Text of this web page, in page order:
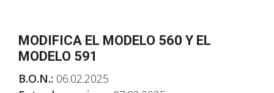
MODIFICA EL MODELO 560 Y EL
MODELO 591
B.O.N.: 06.02.2025